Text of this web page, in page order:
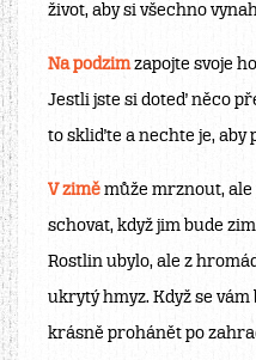
život, aby si všechno
Na podzimzapojte svoje
Jestli jste si doteď něco
to skliďte a nechte je,
V zimě může mrznout, ale
schovat, když jim bude
Rostlin ubylo, ale z
ukrytý hmyz. Když se
krásně prohánět po